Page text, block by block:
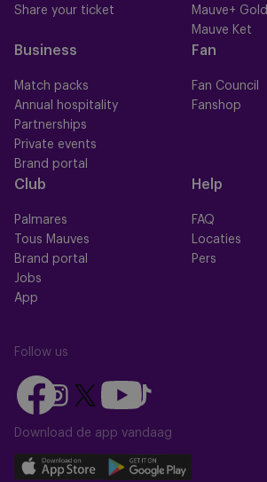
Share your ticket
Mauve+ Gold
Mauve Ket
Business
Match packs
Annual hospitality
Partnerships
Private events
Brand portal
Fan
Fan Council
Fanshop
Club
Palmares
Tous Mauves
Brand portal
Jobs
App
Help
FAQ
Locaties
Pers
Follow us
Follow
us
on
Follow
us
on
Instagram
Follow
on
X
Follow
us
on
Follow
us
on
TikTok
Download de app vandaag
Download
Download